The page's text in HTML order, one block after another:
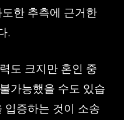
한 추측에 근거한
.
도 크지만 혼인 중
가능했을 수도 있습
입증하는 것이 소송